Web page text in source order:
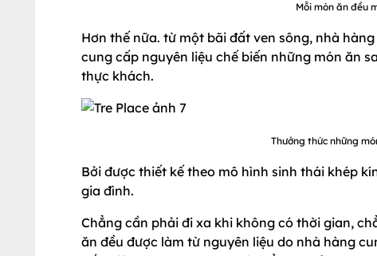
Mỗi món ăn đều
Hơn thế nữa. từ một bãi đất ven sông, nhà
cung cấp nguyên liệu chế biến những món ăn
thực khách.
Thưởng thức những
Bởi được thiết kế theo mô hình sinh thái khép
gia đình.
Chẳng cần phải đi xa khi không có thời gian,
ăn đều được làm từ nguyên liệu do nhà hàng